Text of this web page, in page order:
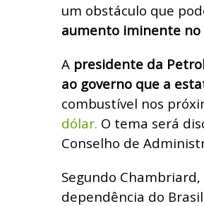
um obstáculo que
aumento iminente no
A presidente da
ao governo que a
combustível nos
dólar. O tema será
Conselho de
Segundo
dependência do